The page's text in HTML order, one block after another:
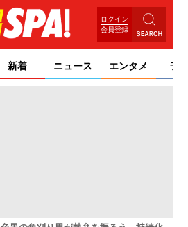
ログイン
会員登録
新着 ニュース エンタメ ライ